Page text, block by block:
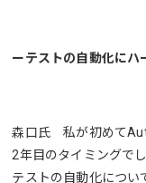
ーテストの自動化にハ
森口氏 私が初めて
2年目のタイミングで
テストの自動化につい